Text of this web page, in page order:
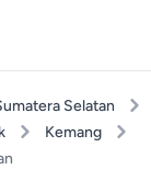
Selatan
Kemang